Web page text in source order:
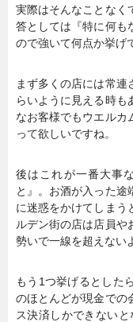
実際はそんなことなく
答としては『特に何も
ので強いて何点か挙げ
まず多くの店には常
らいように見える時も
なお客様でもウエルカ
って欲しいですね。
後はこれが一番大事
と』。お酒が入った途
に迷惑をかけてしまう
ルデン街の店は店員や
勢いで一線を超えない
もう1つ挙げるとした
のほとんどが現金での
ス決済しかできない